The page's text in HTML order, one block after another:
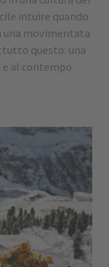
intuire quando
una movimentata
questo: una
e al contempo